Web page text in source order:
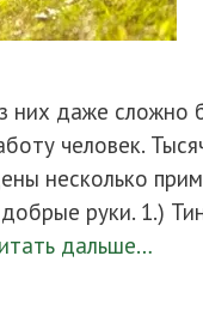
них даже сложно
человек.
несколько
руки. 1.)
дальше…